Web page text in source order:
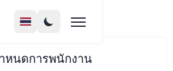
หนดการพนักงาน